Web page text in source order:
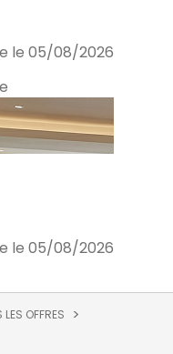
le 05/08/2026
le 05/08/2026
LES OFFRES